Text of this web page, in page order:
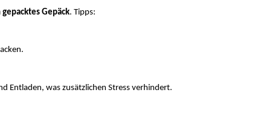
Gepäck. Tipps:
Entladen, was zusätzlichen Stress verhindert.